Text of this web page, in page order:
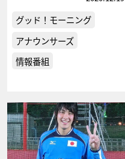
グッド！モーニング
アナウンサーズ
情報番組